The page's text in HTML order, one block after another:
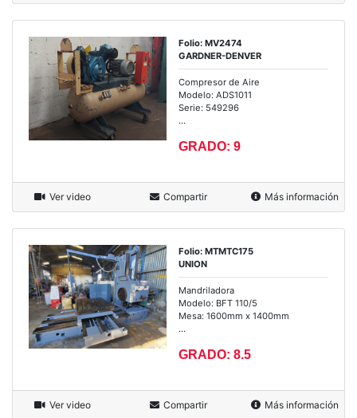
Folio: MV2474
GARDNER-DENVER
Compresor de Aire
Modelo: ADS1011
Serie: 549296
...
GRADO: 9
Ver video Compartir Más información
Folio: MTMTC175
UNION
Mandriladora
Modelo: BFT 110/5
Mesa: 1600mm x 1400mm
...
GRADO: 8.5
Ver video Compartir Más información